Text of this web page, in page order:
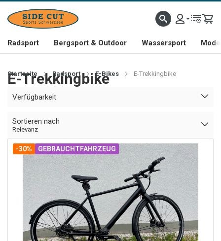
Radsport Bergsport & Outdoor Wassersport
Startseite Radsport E-Bikes E-Trekkingbike
E-Trekkingbike
Verfügbarkeit
Sortieren nach
Relevanz
-30% GEBRAUCHTFAHRZEUG